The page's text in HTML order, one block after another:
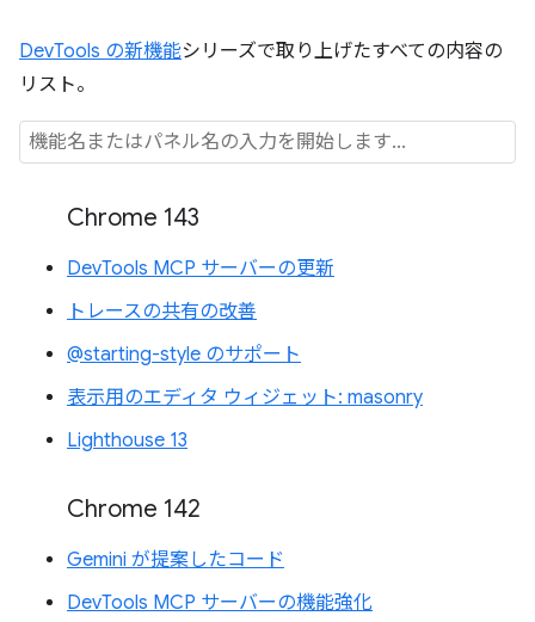
DevTools の新機能シリーズで取り上げたすべての内容の
リスト。
Chrome 143
DevTools MCP サーバーの更新
トレースの共有の改善
@starting-style のサポート
表示用のエディタ ウィジェット: masonry
Lighthouse 13
Chrome 142
Gemini が提案したコード
DevTools MCP サーバーの機能強化